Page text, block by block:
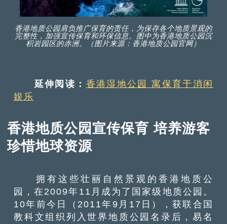
香港地质公园肩负推广保育的责任，为保存各个地质景观的
完整性，加强宣传保育和环保信息。图中为香港地质公园沉
积岩园区的赤洲。（图片来源：香港地质公园官网）
延伸阅读： 香港湿地公园 寓保育于消闲
娱乐
香港地质公园宣传保育 培养游客
珍惜地球资源
拥有这些壮丽自然景观的香港地质公
园，在2009年11月成为了国家级地质公园。
10年前今日（2011年9月17日），获联合国
教科文组织列入世界地质公园名录后，易名